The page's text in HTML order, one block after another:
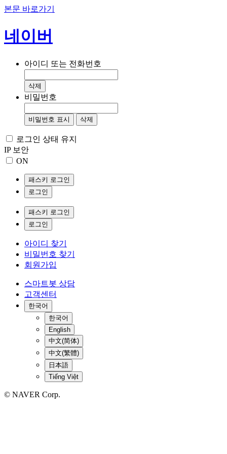
본문 바로가기
네이버
아이디 또는 전화번호
삭제
비밀번호
비밀번호 표시 삭제
로그인 상태 유지
IP 보안
ON
패스키 로그인
로그인
패스키 로그인
로그인
아이디 찾기
비밀번호 찾기
회원가입
스마트봇 상담
고객센터
한국어
한국어
English
中文(简体)
中文(繁體)
日本語
Tiếng Việt
© NAVER Corp.